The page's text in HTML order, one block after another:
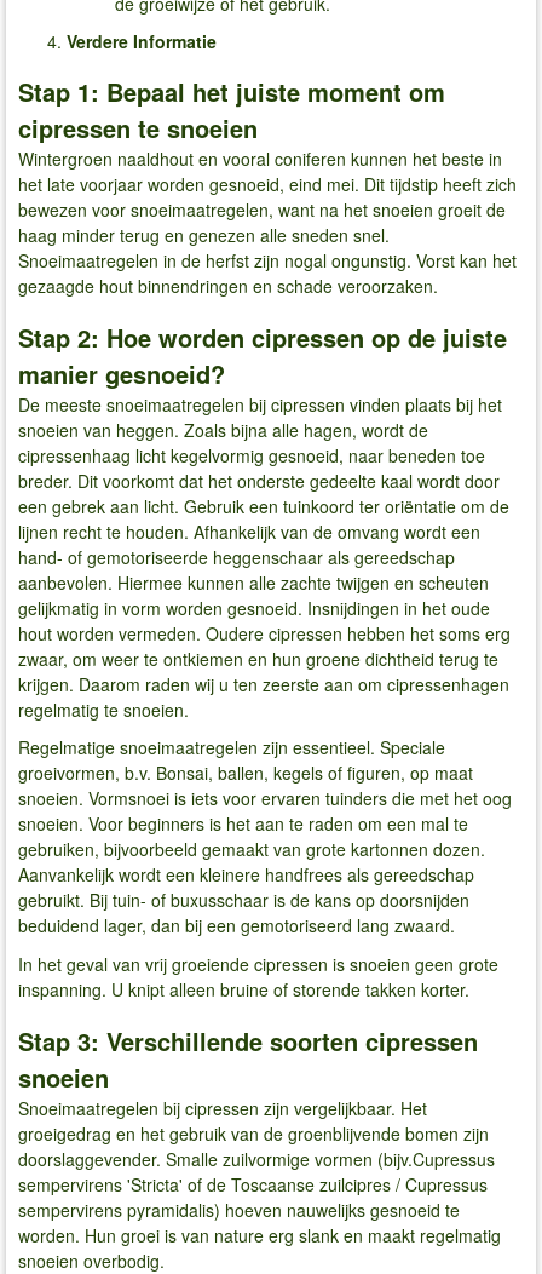
Verdere Informatie
Stap 1: Bepaal het juiste moment om
cipressen te snoeien
Wintergroen naaldhout en vooral coniferen kunnen het beste in
het late voorjaar worden gesnoeid, eind mei. Dit tijdstip heeft zich
bewezen voor snoeimaatregelen, want na het snoeien groeit de
haag minder terug en genezen alle sneden snel.
Snoeimaatregelen in de herfst zijn nogal ongunstig. Vorst kan het
gezaagde hout binnendringen en schade veroorzaken.
Stap 2: Hoe worden cipressen op de juiste
manier gesnoeid?
De meeste snoeimaatregelen bij cipressen vinden plaats bij het
snoeien van heggen. Zoals bijna alle hagen, wordt de
cipressenhaag licht kegelvormig gesnoeid, naar beneden toe
breder. Dit voorkomt dat het onderste gedeelte kaal wordt door
een gebrek aan licht. Gebruik een tuinkoord ter oriëntatie om de
lijnen recht te houden. Afhankelijk van de omvang wordt een
hand- of gemotoriseerde heggenschaar als gereedschap
aanbevolen. Hiermee kunnen alle zachte twijgen en scheuten
gelijkmatig in vorm worden gesnoeid. Insnijdingen in het oude
hout worden vermeden. Oudere cipressen hebben het soms erg
zwaar, om weer te ontkiemen en hun groene dichtheid terug te
krijgen. Daarom raden wij u ten zeerste aan om cipressenhagen
regelmatig te snoeien.
Regelmatige snoeimaatregelen zijn essentieel. Speciale
groeivormen, b.v. Bonsai, ballen, kegels of figuren, op maat
snoeien. Vormsnoei is iets voor ervaren tuinders die met het oog
snoeien. Voor beginners is het aan te raden om een mal te
gebruiken, bijvoorbeeld gemaakt van grote kartonnen dozen.
Aanvankelijk wordt een kleinere handfrees als gereedschap
gebruikt. Bij tuin- of buxusschaar is de kans op doorsnijden
beduidend lager, dan bij een gemotoriseerd lang zwaard.
In het geval van vrij groeiende cipressen is snoeien geen grote
inspanning. U knipt alleen bruine of storende takken korter.
Stap 3: Verschillende soorten cipressen
snoeien
Snoeimaatregelen bij cipressen zijn vergelijkbaar. Het
groeigedrag en het gebruik van de groenblijvende bomen zijn
doorslaggevender. Smalle zuilvormige vormen (bijv.Cupressus
sempervirens 'Stricta' of de Toscaanse zuilcipres / Cupressus
sempervirens pyramidalis) hoeven nauwelijks gesnoeid te
worden. Hun groei is van nature erg slank en maakt regelmatig
snoeien overbodig.